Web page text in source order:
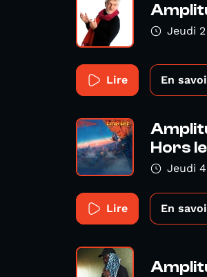
Jeudi
Lire En
Hors
Jeudi
Lire En